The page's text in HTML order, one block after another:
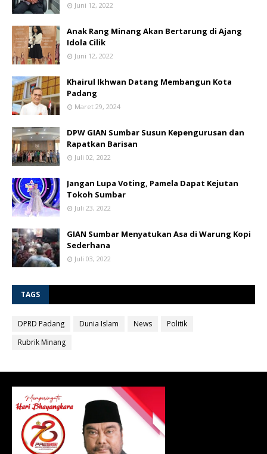
Juni 12, 2022
Anak Rang Minang Akan Bertarung di Ajang
Idola Cilik
Juni 12, 2022
Khairul Ikhwan Datang Membangun Kota
Padang
Maret 29, 2024
DPW GIAN Sumbar Susun Kepengurusan dan
Rapatkan Barisan
Juli 02, 2022
Jangan Lupa Voting, Pamela Dapat Kejutan
Tokoh Sumbar
Juli 23, 2022
GIAN Sumbar Menyatukan Asa di Warung Kopi
Sederhana
Juli 03, 2022
TAGS
DPRD Padang Dunia Islam News
Politik
Rubrik Minang